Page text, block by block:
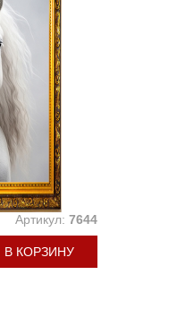
Артикул: 7644
В КОРЗИНУ